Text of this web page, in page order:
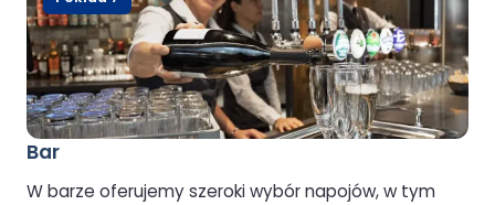
Bar
W barze oferujemy szeroki wybór napojów, w tym